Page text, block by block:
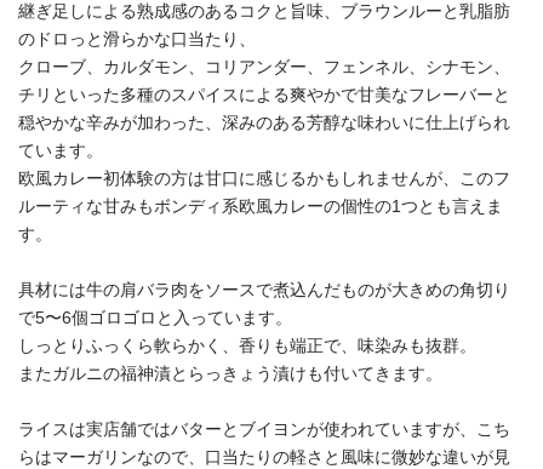
継ぎ足しによる熟成感のあるコクと旨味、ブラウンルーと乳脂肪
のドロっと滑らかな口当たり、
クローブ、カルダモン、コリアンダー、フェンネル、シナモン、
チリといった多種のスパイスによる爽やかで甘美なフレーバーと
穏やかな辛みが加わった、深みのある芳醇な味わいに仕上げられ
ています。
欧風カレー初体験の方は甘口に感じるかもしれませんが、このフ
ルーティな甘みもボンディ系欧風カレーの個性の1つとも言えま
す。
具材には牛の肩バラ肉をソースで煮込んだものが大きめの角切り
で5〜6個ゴロゴロと入っています。
しっとりふっくら軟らかく、香りも端正で、味染みも抜群。
またガルニの福神漬とらっきょう漬けも付いてきます。
ライスは実店舗ではバターとブイヨンが使われていますが、こち
らはマーガリンなので、口当たりの軽さと風味に微妙な違いが見